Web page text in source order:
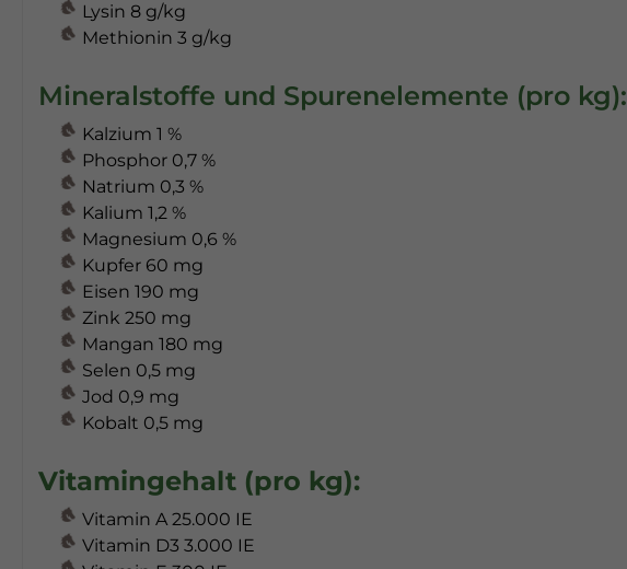
Lysin 8 g/kg
Methionin 3 g/kg
Mineralstoffe und Spurenelemente (pro kg):
Kalzium 1 %
Phosphor 0,7 %
Natrium 0,3 %
Kalium 1,2 %
Magnesium 0,6 %
Kupfer 60 mg
Eisen 190 mg
Zink 250 mg
Mangan 180 mg
Selen 0,5 mg
Jod 0,9 mg
Kobalt 0,5 mg
Vitamingehalt (pro kg):
Vitamin A 25.000 IE
Vitamin D3 3.000 IE